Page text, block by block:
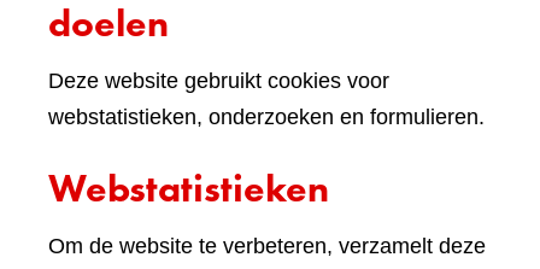
doelen
Deze website gebruikt cookies voor
webstatistieken, onderzoeken en formulieren.
Webstatistieken
Om de website te verbeteren, verzamelt deze